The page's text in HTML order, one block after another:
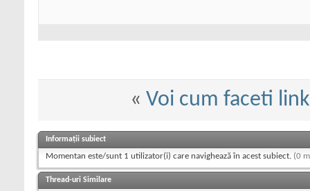
« Voi cum faceti
Informații subiect
Momentan este/sunt 1 utilizator(i) care navighează în acest subiect. (0
Thread-uri Similare